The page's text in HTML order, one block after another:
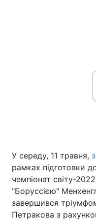
Головна
Україна
Економіка
У середу, 11 травня,
рамках підготовки
чемпіонат світу-
"Боруссією"
завершився
Петракова з